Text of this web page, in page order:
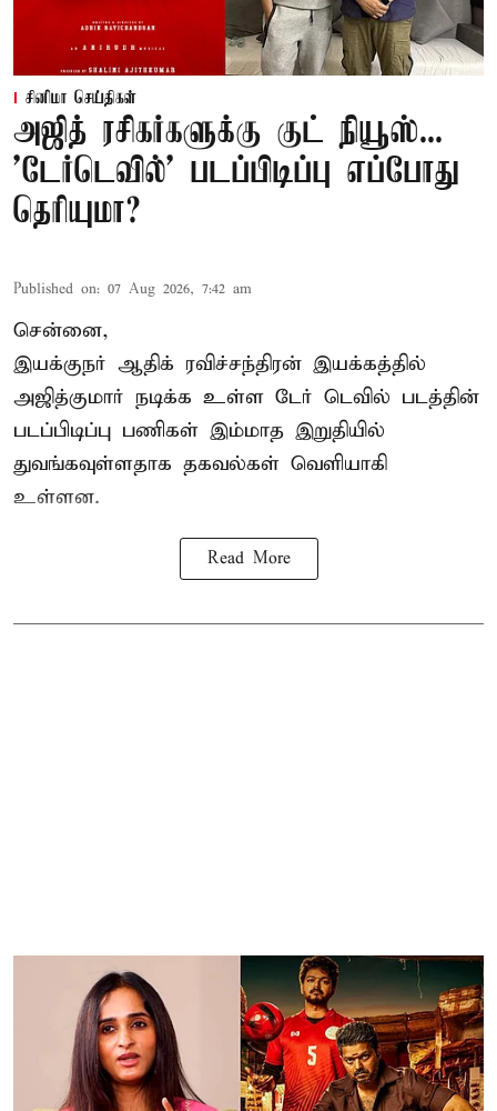
சினிமா செய்திகள்
அஜித் ரசிகர்களுக்கு குட் நியூஸ்...
'டேர்டெவில்' படப்பிடிப்பு எப்போது
தெரியுமா?
Published on: 07 Aug 2026, 7:42 am
சென்னை,
இயக்குநர் ஆதிக் ரவிச்சந்திரன் இயக்கத்தில்
அஜித்குமார் நடிக்க உள்ள டேர் டெவில் படத்தின்
படப்பிடிப்பு பணிகள் இம்மாத இறுதியில்
துவங்கவுள்ளதாக தகவல்கள் வெளியாகி
உள்ளன.
Read More